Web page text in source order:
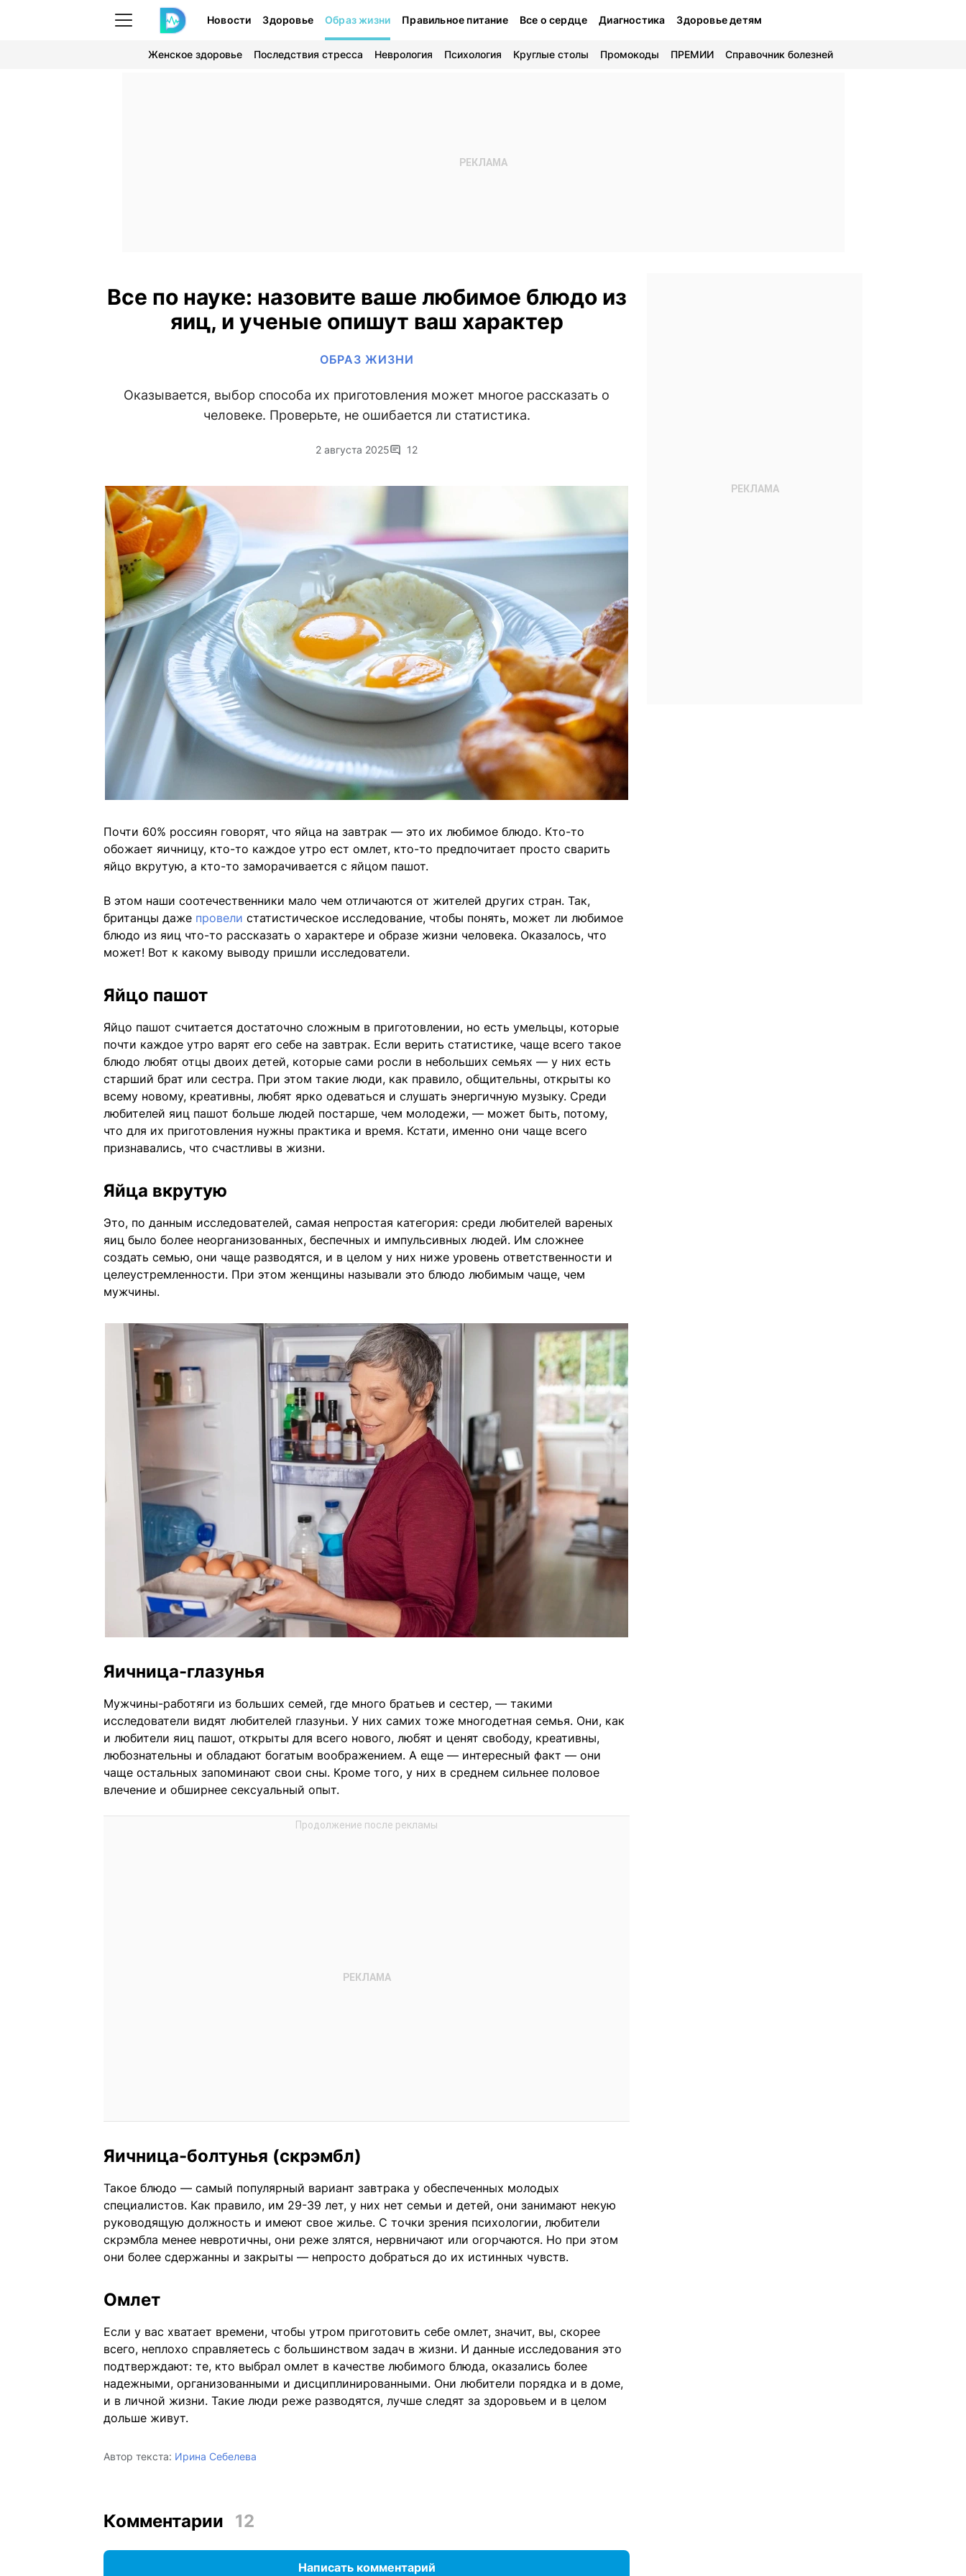
Новости Здоровье Образ жизни Правильное питание Все о сердце Диагностика Здоровье детям
Женское здоровье Последствия стресса Неврология Психология Круглые столы Промокоды ПРЕМИИ Справочник болезней
Все по науке: назовите ваше любимое блюдо из
яиц, и ученые опишут ваш характер
ОБРАЗ ЖИЗНИ
Оказывается, выбор способа их приготовления может многое рассказать о
человеке. Проверьте, не ошибается ли статистика.
2 августа 2025 12
Почти 60% россиян говорят, что яйца на завтрак — это их любимое блюдо. Кто-то
обожает яичницу, кто-то каждое утро ест омлет, кто-то предпочитает просто сварить
яйцо вкрутую, а кто-то заморачивается с яйцом пашот.
В этом наши соотечественники мало чем отличаются от жителей других стран. Так,
британцы даже провели статистическое исследование, чтобы понять, может ли любимое
блюдо из яиц что-то рассказать о характере и образе жизни человека. Оказалось, что
может! Вот к какому выводу пришли исследователи.
Яйцо пашот
Яйцо пашот считается достаточно сложным в приготовлении, но есть умельцы, которые
почти каждое утро варят его себе на завтрак. Если верить статистике, чаще всего такое
блюдо любят отцы двоих детей, которые сами росли в небольших семьях — у них есть
старший брат или сестра. При этом такие люди, как правило, общительны, открыты ко
всему новому, креативны, любят ярко одеваться и слушать энергичную музыку. Среди
любителей яиц пашот больше людей постарше, чем молодежи, — может быть, потому,
что для их приготовления нужны практика и время. Кстати, именно они чаще всего
признавались, что счастливы в жизни.
Яйца вкрутую
Это, по данным исследователей, самая непростая категория: среди любителей вареных
яиц было более неорганизованных, беспечных и импульсивных людей. Им сложнее
создать семью, они чаще разводятся, и в целом у них ниже уровень ответственности и
целеустремленности. При этом женщины называли это блюдо любимым чаще, чем
мужчины.
Яичница-глазунья
Мужчины-работяги из больших семей, где много братьев и сестер, — такими
исследователи видят любителей глазуньи. У них самих тоже многодетная семья. Они, как
и любители яиц пашот, открыты для всего нового, любят и ценят свободу, креативны,
любознательны и обладают богатым воображением. А еще — интересный факт — они
чаще остальных запоминают свои сны. Кроме того, у них в среднем сильнее половое
влечение и обширнее сексуальный опыт.
Яичница-болтунья (скрэмбл)
Такое блюдо — самый популярный вариант завтрака у обеспеченных молодых
специалистов. Как правило, им 29-39 лет, у них нет семьи и детей, они занимают некую
руководящую должность и имеют свое жилье. С точки зрения психологии, любители
скрэмбла менее невротичны, они реже злятся, нервничают или огорчаются. Но при этом
они более сдержанны и закрыты — непросто добраться до их истинных чувств.
Омлет
Если у вас хватает времени, чтобы утром приготовить себе омлет, значит, вы, скорее
всего, неплохо справляетесь с большинством задач в жизни. И данные исследования это
подтверждают: те, кто выбрал омлет в качестве любимого блюда, оказались более
надежными, организованными и дисциплинированными. Они любители порядка и в доме,
и в личной жизни. Такие люди реже разводятся, лучше следят за здоровьем и в целом
дольше живут.
Автор текста: Ирина Себелева
Комментарии 12
Написать комментарий